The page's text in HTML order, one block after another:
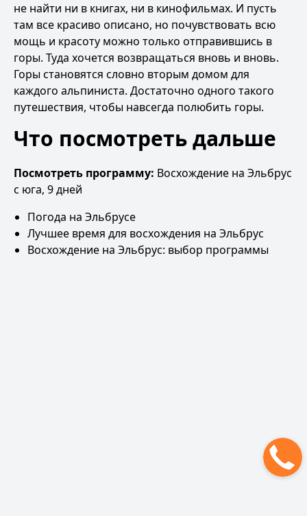
не найти ни в книгах, ни в кинофильмах. И пусть
там все красиво описано, но почувствовать всю
мощь и красоту можно только отправившись в
горы. Туда хочется возвращаться вновь и вновь.
Горы становятся словно вторым домом для
каждого альпиниста. Достаточно одного такого
путешествия, чтобы навсегда полюбить горы.
Что посмотреть дальше
Посмотреть программу: Восхождение на Эльбрус
с юга, 9 дней
Погода на Эльбрусе
Лучшее время для восхождения на Эльбрус
Восхождение на Эльбрус: выбор программы